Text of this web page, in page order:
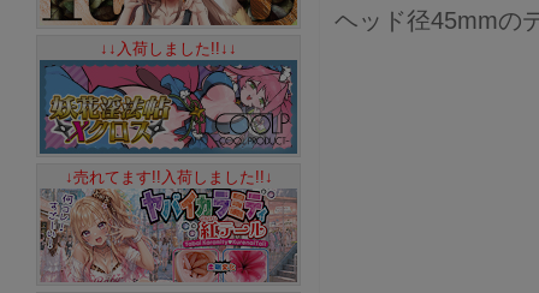
ヘッド径45mmの
↓↓入荷しました!!↓↓
↓売れてます!!入荷しました!!↓